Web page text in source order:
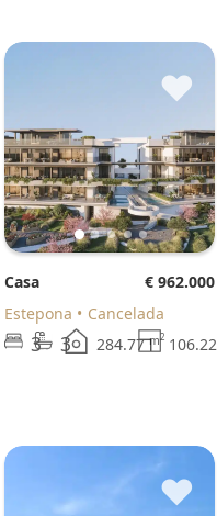
♥
Casa
€ 962.000
Estepona
Cancelada
3 3 284.77m2 106.22
♥